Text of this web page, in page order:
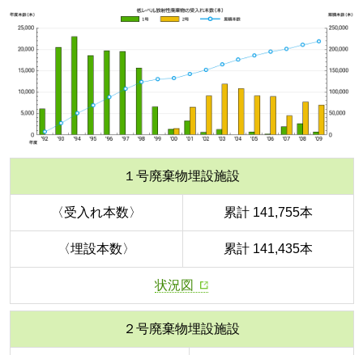
１号廃棄物埋設施設
〈受入れ本数〉 累計 141,755本
〈埋設本数〉 累計 141,435本
状況図
２号廃棄物埋設施設